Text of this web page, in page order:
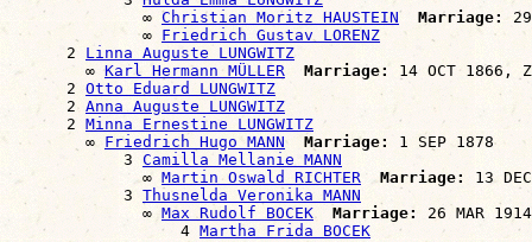
              ∞
Christian Moritz HAUSTEIN Marriage: 29
              ∞
Friedrich Gustav LORENZ
      2
Linna Auguste LUNGWITZ
        ∞
Karl Hermann MÜLLER Marriage: 14 OCT 1866,
      2
Otto Eduard LUNGWITZ
      2
Anna Auguste LUNGWITZ
      2
Minna Ernestine LUNGWITZ
        ∞
Friedrich Hugo MANN Marriage:
1 SEP 1878
            3
Camilla Mellanie MANN
              ∞
Martin Oswald RICHTER Marriage:
13
            3
Thusnelda Veronika MANN
              ∞
Max Rudolf BOCEK Marriage:
26 MAR
                  4
Martha Frida BOCEK